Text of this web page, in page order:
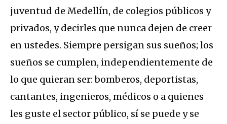
juventud de Medellín, de colegios públicos y
privados, y decirles que nunca dejen de creer
en ustedes. Siempre persigan sus sueños; los
sueños se cumplen, independientemente de
lo que quieran ser: bomberos, deportistas,
cantantes, ingenieros, médicos o a quienes
les guste el sector público, sí se puede y se